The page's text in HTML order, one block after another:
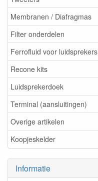
Membranen / Diafragmas
Filter onderdelen
Ferrofluid voor luidsprekers
Recone kits
Luidsprekerdoek
Terminal (aansluitingen)
Overige artikelen
Koopjeskelder
Informatie